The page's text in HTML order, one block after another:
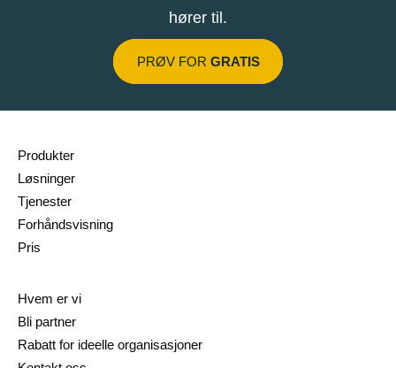
hører til.
PRØV FOR GRATIS
Produkter
Løsninger
Tjenester
Forhåndsvisning
Pris
Hvem er vi
Bli partner
Rabatt for ideelle organisasjoner